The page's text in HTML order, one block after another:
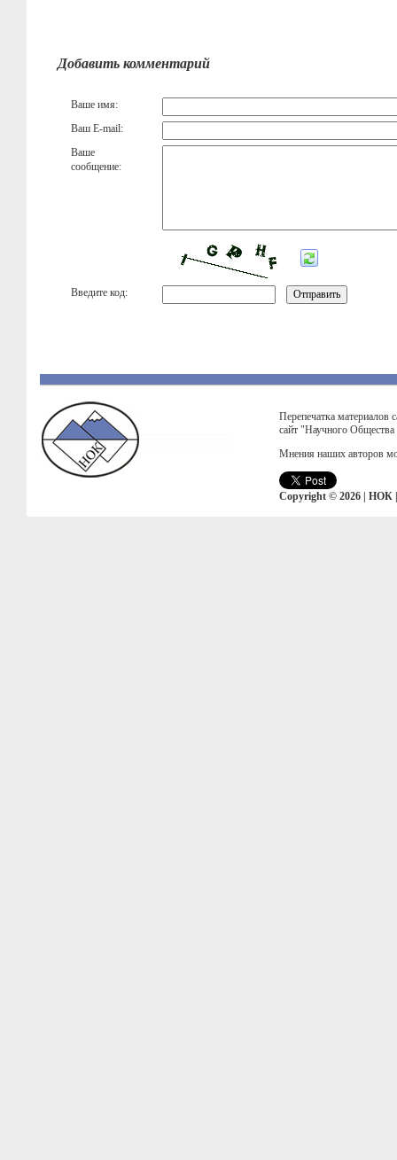
Добавить комментарий
Ваше имя:
Ваш E-mail:
Ваше
сообщение:
Введите код:
Перепечатка материалов
сайт "Научного
Мнения наших авторов
Copyright © 2026 | НОК